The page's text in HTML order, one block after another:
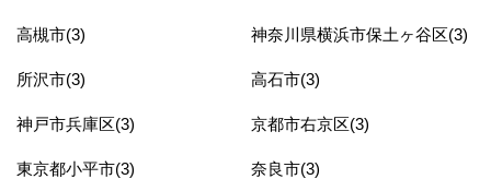
高槻市(3) 神奈川県横浜市保土ヶ谷区(3)
所沢市(3) 高石市(3)
神戸市兵庫区(3) 京都市右京区(3)
東京都小平市(3) 奈良市(3)